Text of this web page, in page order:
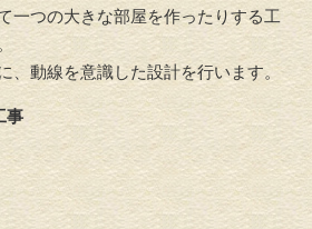
一つの大きな部屋を作ったりする工
、動線を意識した設計を行います。
事